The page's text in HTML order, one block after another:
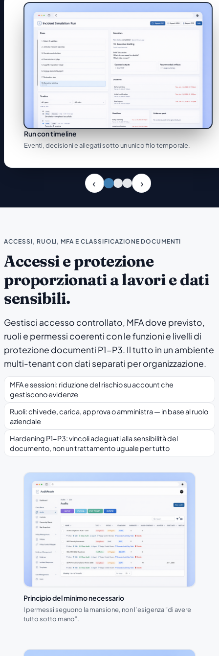
Run con timeline
Eventi, decisioni e allegati sotto un unico filo temporale.
ACCESSI, RUOLI, MFA E CLASSIFICAZIONE DOCUMENTI
Accessi e protezione
proporzionati a lavori e dati
sensibili.
Gestisci accesso controllato, MFA dove previsto,
ruoli e permessi coerenti con le funzioni e livelli di
protezione documenti P1-P3. Il tutto in un ambiente
multi-tenant con dati separati per organizzazione.
MFA e sessioni: riduzione del rischio su account che
gestiscono evidenze
Ruoli: chi vede, carica, approva o amministra — in base al ruolo
aziendale
Hardening P1-P3: vincoli adeguati alla sensibilità del
documento, non un trattamento uguale per tutto
Principio del minimo necessario
I permessi seguono la mansione, non l’esigenza “di avere
tutto sotto mano”.